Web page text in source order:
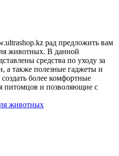
рад предложить вам
животных. В данной
средства по уходу за
а также полезные гаджеты и
более комфортные
питомцов и позволяющие с
животных